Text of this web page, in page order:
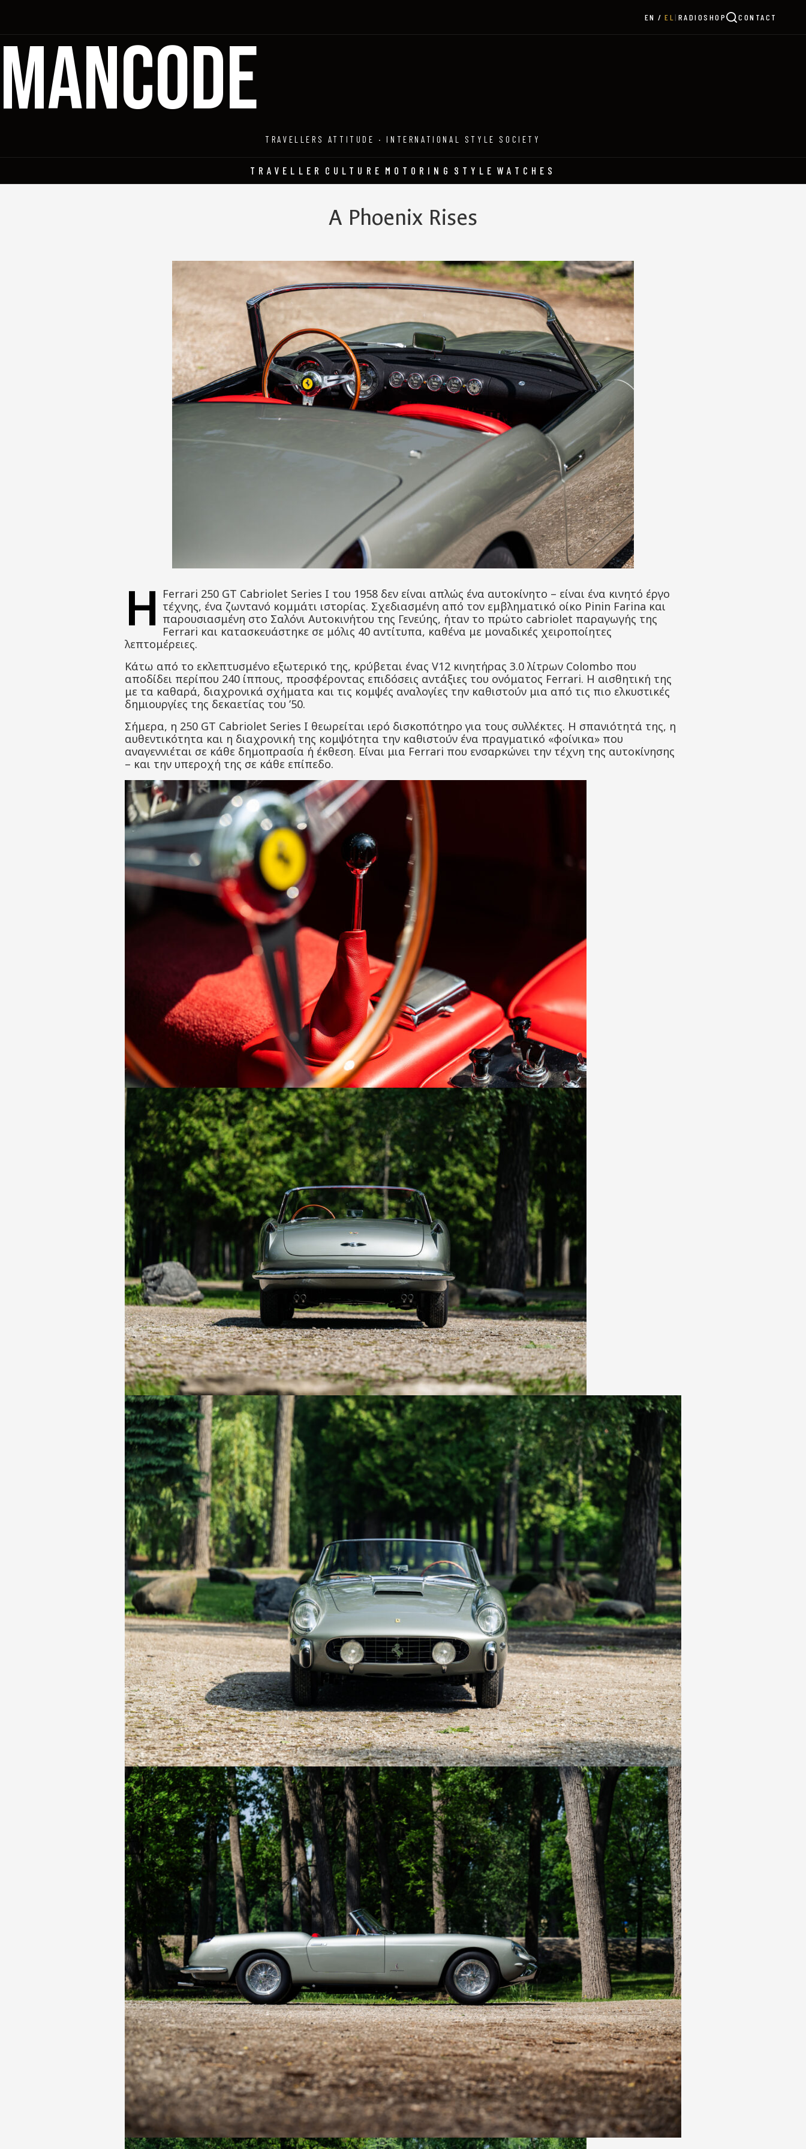
EN EL | RADIOSHOP CONTACT
MANCODE
TRAVELLERS ATTITUDE · INTERNATIONAL STYLE SOCIETY
TRAVELLER CULTURE MOTORING STYLE WATCHES
A Phoenix Rises
Η Ferrari 250 GT Cabriolet Series I του 1958 δεν είναι απλώς ένα αυτοκίνητο – είναι ένα κινητό έργο
τέχνης, ένα ζωντανό κομμάτι ιστορίας. Σχεδιασμένη από τον εμβληματικό οίκο Pinin Farina και
παρουσιασμένη στο Σαλόνι Αυτοκινήτου της Γενεύης, ήταν το πρώτο cabriolet παραγωγής της
Ferrari και κατασκευάστηκε σε μόλις 40 αντίτυπα, καθένα με μοναδικές χειροποίητες
λεπτομέρειες.
Κάτω από το εκλεπτυσμένο εξωτερικό της, κρύβεται ένας V12 κινητήρας 3.0 λίτρων Colombo που
αποδίδει περίπου 240 ίππους, προσφέροντας επιδόσεις αντάξιες του ονόματος Ferrari. Η αισθητική της
με τα καθαρά, διαχρονικά σχήματα και τις κομψές αναλογίες την καθιστούν μια από τις πιο ελκυστικές
δημιουργίες της δεκαετίας του ’50.
Σήμερα, η 250 GT Cabriolet Series I θεωρείται ιερό δισκοπότηρο για τους συλλέκτες. Η σπανιότητά της, η
αυθεντικότητα και η διαχρονική της κομψότητα την καθιστούν ένα πραγματικό «φοίνικα» που
αναγεννιέται σε κάθε δημοπρασία ή έκθεση. Είναι μια Ferrari που ενσαρκώνει την τέχνη της αυτοκίνησης
– και την υπεροχή της σε κάθε επίπεδο.